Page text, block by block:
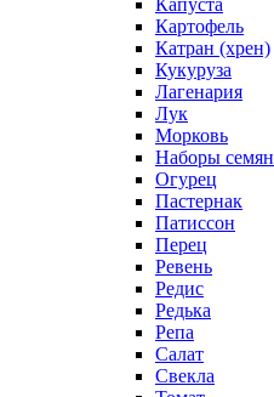
Капуста
Картофель
Катран (хрен)
Кукуруза
Лагенария
Лук
Морковь
Наборы семян
Огурец
Пастернак
Патиссон
Перец
Ревень
Редис
Редька
Репа
Салат
Свекла